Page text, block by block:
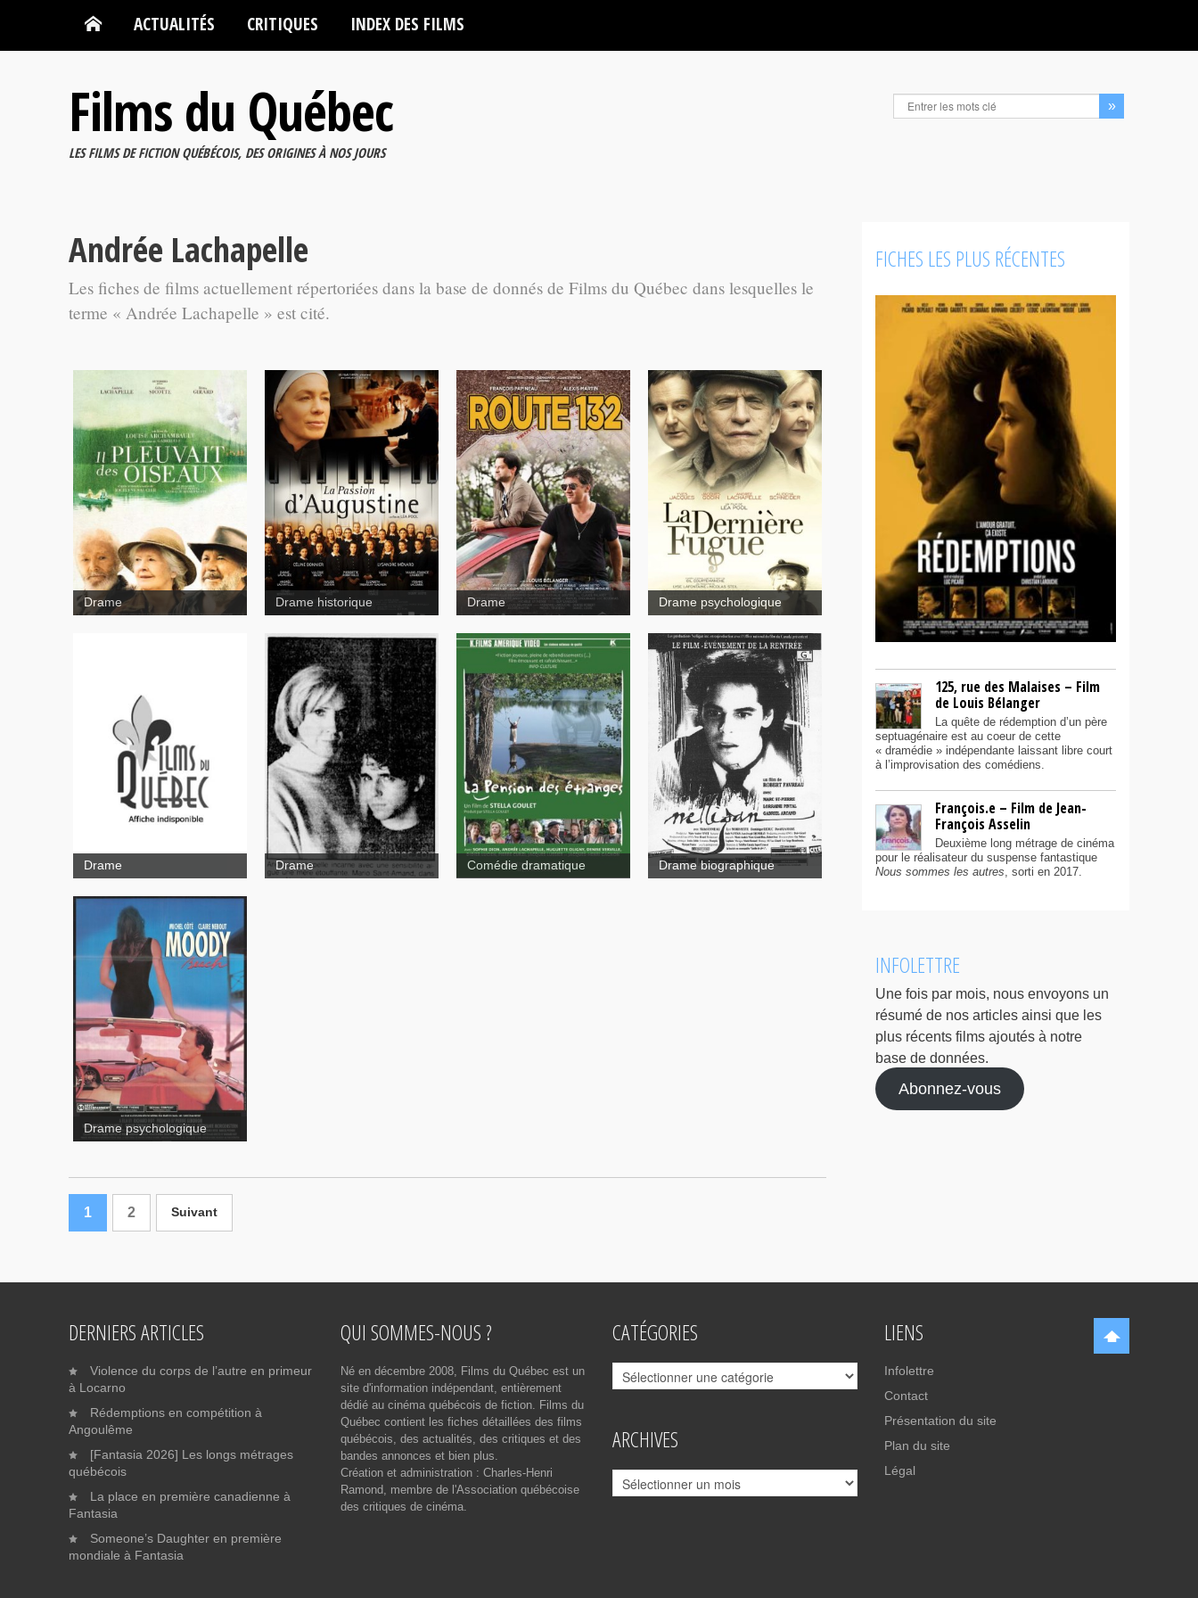
ACTUALITÉS CRITIQUES INDEX DES FILMS
Films du Québec
LES FILMS DE FICTION QUÉBÉCOIS, DES ORIGINES À NOS JOURS
Andrée Lachapelle
Les fiches de films actuellement répertoriées dans la base de donnés de Films du Québec dans lesquelles le
terme « Andrée Lachapelle » est cité.
Gabrielle
Drame Drame historique
Route 132
Drame
La dernière fugue
Drame psychologique
Trois femmes, un amour
Drame Drame
La Pension des étranges
Comédie dramatique
Nelligan
Drame biographique
Moody Beach
Drame psychologique
1 2 Suivant
FICHES LES PLUS RÉCENTES
125, rue des Malaises – Film
de Louis Bélanger
La quête de rédemption d’un père
septuagénaire est au coeur de cette
« dramédie » indépendante laissant libre court
à l’improvisation des comédiens.
François.e – Film de Jean-
François Asselin
Deuxième long métrage de cinéma
pour le réalisateur du suspense fantastique
Nous sommes les autres, sorti en 2017.
INFOLETTRE
Une fois par mois, nous envoyons un
résumé de nos articles ainsi que les
plus récents films ajoutés à notre
base de données.
Abonnez-vous
DERNIERS ARTICLES
Violence du corps de l’autre en primeur
à Locarno
Rédemptions en compétition à
Angoulême
[Fantasia 2026] Les longs métrages
québécois
La place en première canadienne à
Fantasia
Someone’s Daughter en première
mondiale à Fantasia
QUI SOMMES-NOUS ?
Né en décembre 2008, Films du Québec est un
site d'information indépendant, entièrement
dédié au cinéma québécois de fiction. Films du
Québec contient les fiches détaillées des films
québécois, des actualités, des critiques et des
bandes annonces et bien plus.
Création et administration : Charles-Henri
Ramond, membre de l'Association québécoise
des critiques de cinéma.
CATÉGORIES
Catégories
ARCHIVES
Archives
LIENS
Infolettre
Contact
Présentation du site
Plan du site
Légal